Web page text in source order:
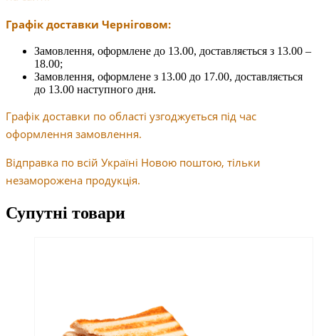
Графік доставки Черніговом:
Замовлення, оформлене до 13.00, доставляється з 13.00 –
18.00;
Замовлення, оформлене з 13.00 до 17.00, доставляється
до 13.00 наступного дня.
Графік доставки по області узгоджується під час
оформлення замовлення.
Відправка по всій Україні Новою поштою, тільки
незаморожена продукція.
Супутні товари